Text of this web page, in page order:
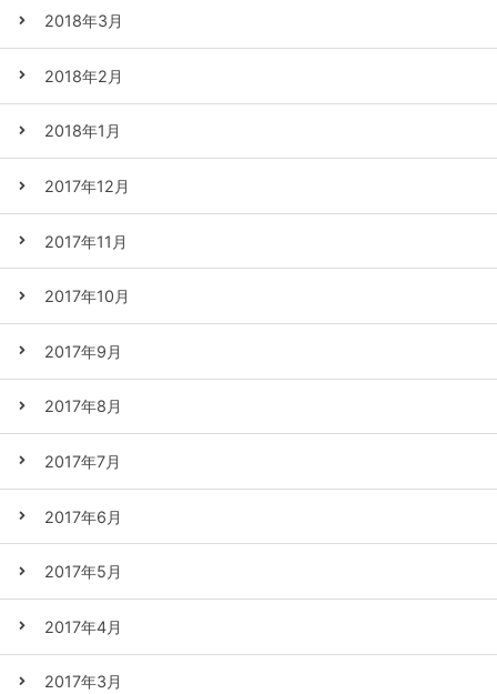
2018年3月
2018年2月
2018年1月
2017年12月
2017年11月
2017年10月
2017年9月
2017年8月
2017年7月
2017年6月
2017年5月
2017年4月
2017年3月